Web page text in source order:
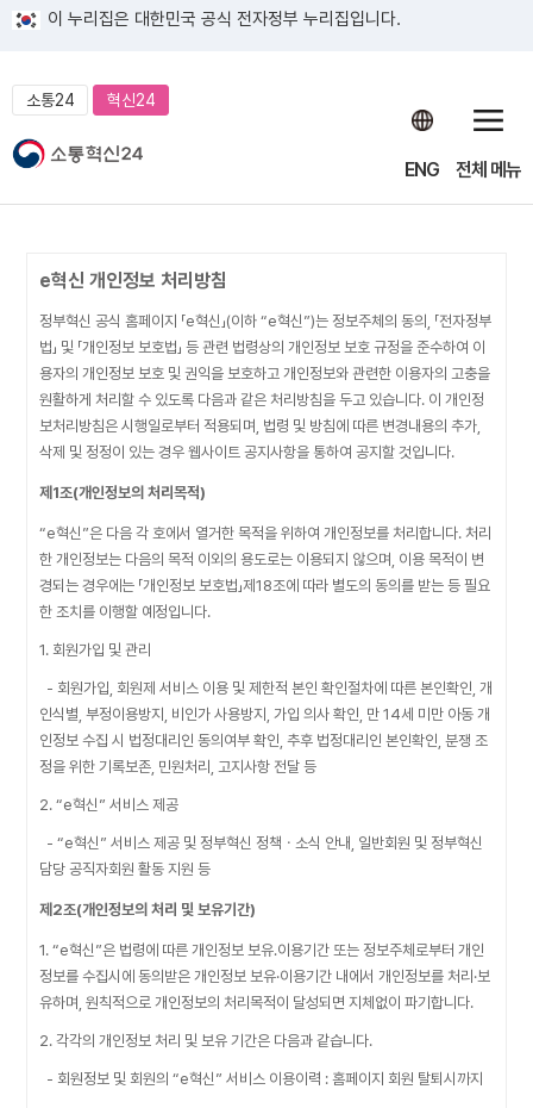
이 누리집은 대한민국 공식 전자정부 누리집입니다.
소통24 혁신24
ENG 전체 메뉴
e혁신 개인정보 처리방침
정부혁신 공식 홈페이지 「e혁신」(이하 “e혁신”)는 정보주체의 동의, 「전자정부
법」 및 「개인정보 보호법」 등 관련 법령상의 개인정보 보호 규정을 준수하여 이
용자의 개인정보 보호 및 권익을 보호하고 개인정보와 관련한 이용자의 고충을
원활하게 처리할 수 있도록 다음과 같은 처리방침을 두고 있습니다. 이 개인정
보처리방침은 시행일로부터 적용되며, 법령 및 방침에 따른 변경내용의 추가,
삭제 및 정정이 있는 경우 웹사이트 공지사항을 통하여 공지할 것입니다.
제1조(개인정보의 처리목적)
“e혁신”은 다음 각 호에서 열거한 목적을 위하여 개인정보를 처리합니다. 처리
한 개인정보는 다음의 목적 이외의 용도로는 이용되지 않으며, 이용 목적이 변
경되는 경우에는 「개인정보 보호법」제18조에 따라 별도의 동의를 받는 등 필요
한 조치를 이행할 예정입니다.
1. 회원가입 및 관리
- 회원가입, 회원제 서비스 이용 및 제한적 본인 확인절차에 따른 본인확인, 개
인식별, 부정이용방지, 비인가 사용방지, 가입 의사 확인, 만 14세 미만 아동 개
인정보 수집 시 법정대리인 동의여부 확인, 추후 법정대리인 본인확인, 분쟁 조
정을 위한 기록보존, 민원처리, 고지사항 전달 등
2. “e혁신” 서비스 제공
- “e혁신” 서비스 제공 및 정부혁신 정책ㆍ소식 안내, 일반회원 및 정부혁신
담당 공직자회원 활동 지원 등
제2조(개인정보의 처리 및 보유기간)
1. “e혁신”은 법령에 따른 개인정보 보유․이용기간 또는 정보주체로부터 개인
정보를 수집시에 동의받은 개인정보 보유·이용기간 내에서 개인정보를 처리·보
유하며, 원칙적으로 개인정보의 처리목적이 달성되면 지체없이 파기합니다.
2. 각각의 개인정보 처리 및 보유 기간은 다음과 같습니다.
- 회원정보 및 회원의 “e혁신” 서비스 이용이력 : 홈페이지 회원 탈퇴시까지